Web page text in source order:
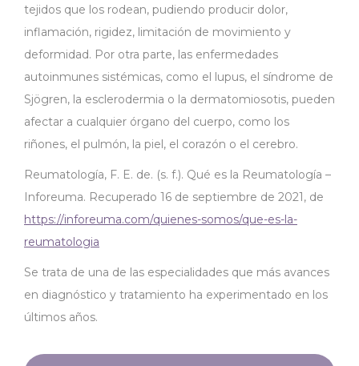
tejidos que los rodean, pudiendo producir dolor,
inflamación, rigidez, limitación de movimiento y
deformidad. Por otra parte, las enfermedades
autoinmunes sistémicas, como el lupus, el síndrome de
Sjögren, la esclerodermia o la dermatomiosotis, pueden
afectar a cualquier órgano del cuerpo, como los
riñones, el pulmón, la piel, el corazón o el cerebro.
Reumatología, F. E. de. (s. f.). Qué es la Reumatología –
Inforeuma. Recuperado 16 de septiembre de 2021, de
https://inforeuma.com/quienes-somos/que-es-la-
reumatologia
Se trata de una de las especialidades que más avances
en diagnóstico y tratamiento ha experimentado en los
últimos años.